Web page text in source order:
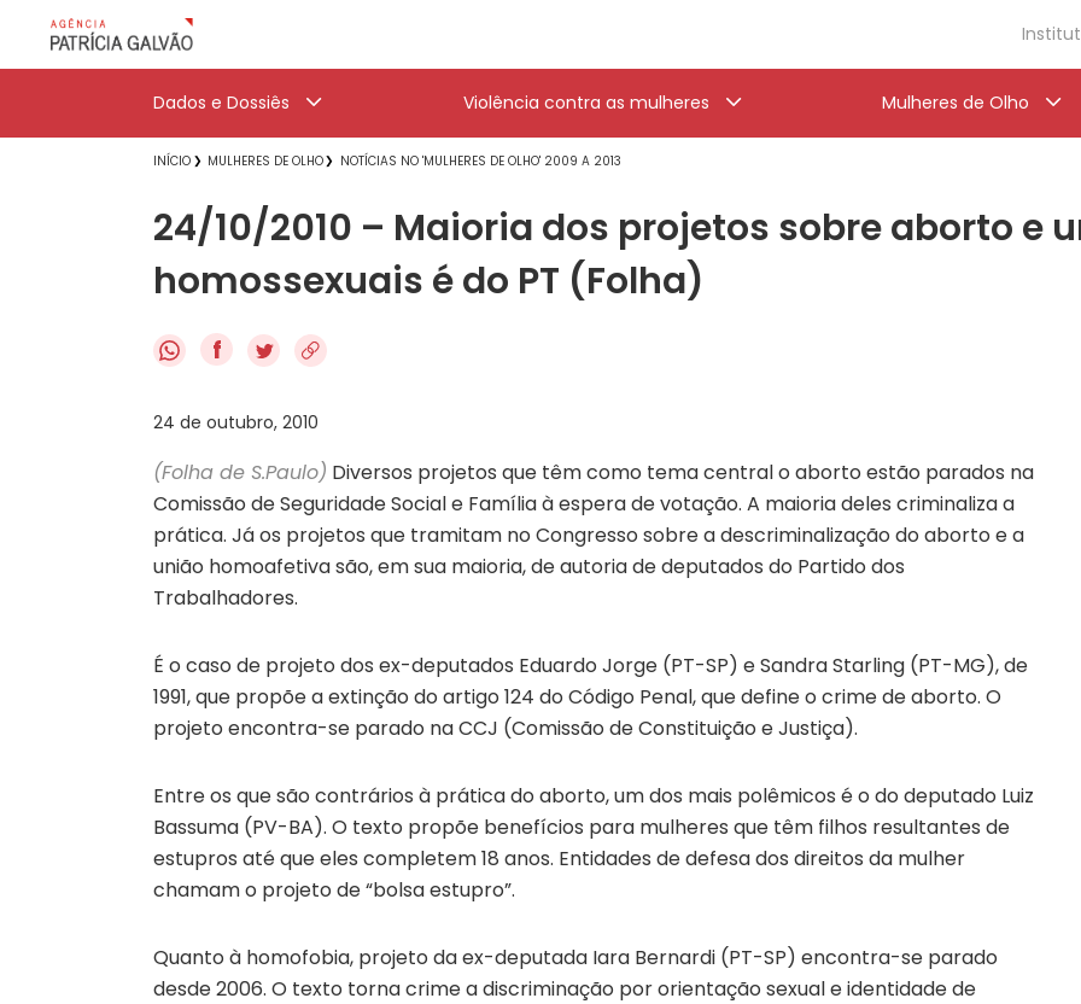
Dados e Dossiês Violência contra as mulheres Mulheres de Olho
INÍCIO MULHERES DE OLHO NOTÍCIAS NO 'MULHERES DE OLHO' 2009 A 2013
24/10/2010 – Maioria dos projetos sobre aborto e
homossexuais é do PT (Folha)
f
24 de outubro, 2010
(Folha de S.Paulo) Diversos projetos que têm como tema central o aborto estão parados na
Comissão de Seguridade Social e Família à espera de votação. A maioria deles criminaliza a
prática. Já os projetos que tramitam no Congresso sobre a descriminalização do aborto e a
união homoafetiva são, em sua maioria, de autoria de deputados do Partido dos
Trabalhadores.
É o caso de projeto dos ex-deputados Eduardo Jorge (PT-SP) e Sandra Starling (PT-MG), de
1991, que propõe a extinção do artigo 124 do Código Penal, que define o crime de aborto. O
projeto encontra-se parado na CCJ (Comissão de Constituição e Justiça).
Entre os que são contrários à prática do aborto, um dos mais polêmicos é o do deputado Luiz
Bassuma (PV-BA). O texto propõe benefícios para mulheres que têm filhos resultantes de
estupros até que eles completem 18 anos. Entidades de defesa dos direitos da mulher
chamam o projeto de “bolsa estupro”.
Quanto à homofobia, projeto da ex-deputada Iara Bernardi (PT-SP) encontra-se parado
desde 2006. O texto torna crime a discriminação por orientação sexual e identidade de